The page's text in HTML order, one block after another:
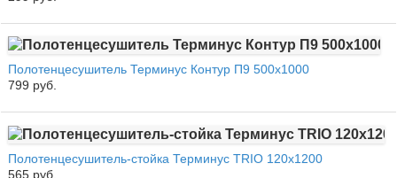
Полотенцесушитель Терминус Контур П9 500х1000
799 руб.
Полотенцесушитель-стойка Терминус TRIO 120x1200
565 руб.